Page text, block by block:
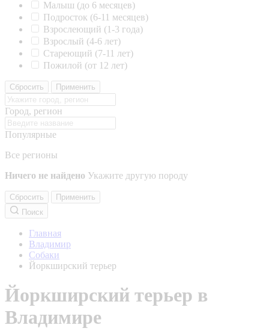
Малыш (до 6 месяцев)
Подросток (6-11 месяцев)
Взрослеющий (1-3 года)
Взрослый (4-6 лет)
Стареющий (7-11 лет)
Пожилой (от 12 лет)
Сбросить Применить
Город, регион
Популярные
Все регионы
Ничего не найдено Укажите другую породу
Сбросить
Применить
Поиск
Главная
Владимир
Собаки
Йоркширский терьер
Йоркширский терьер в
Владимире